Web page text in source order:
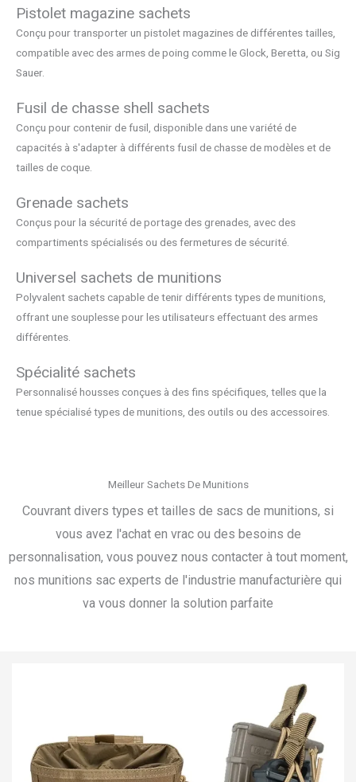
Pistolet magazine sachets
Conçu pour transporter un pistolet magazines de différentes tailles,
compatible avec des armes de poing comme le Glock, Beretta, ou Sig
Sauer.
Fusil de chasse shell sachets
Conçu pour contenir de fusil, disponible dans une variété de
capacités à s'adapter à différents fusil de chasse de modèles et de
tailles de coque.
Grenade sachets
Conçus pour la sécurité de portage des grenades, avec des
compartiments spécialisés ou des fermetures de sécurité.
Universel sachets de munitions
Polyvalent sachets capable de tenir différents types de munitions,
offrant une souplesse pour les utilisateurs effectuant des armes
différentes.
Spécialité sachets
Personnalisé housses conçues à des fins spécifiques, telles que la
tenue spécialisé types de munitions, des outils ou des accessoires.
Meilleur Sachets De Munitions
Couvrant divers types et tailles de sacs de munitions, si
vous avez l'achat en vrac ou des besoins de
personnalisation, vous pouvez nous contacter à tout moment,
nos munitions sac experts de l'industrie manufacturière qui
va vous donner la solution parfaite